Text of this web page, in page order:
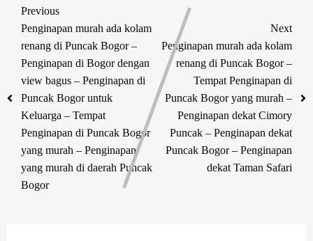
Previous
Penginapan murah ada kolam
renang di Puncak Bogor –
Penginapan di Bogor dengan
view bagus – Penginapan di
Puncak Bogor untuk
Keluarga – Tempat
Penginapan di Puncak Bogor
yang murah – Penginapan
yang murah di daerah Puncak
Bogor
Next
Penginapan murah ada kolam
renang di Puncak Bogor –
Tempat Penginapan di
Puncak Bogor yang murah –
Penginapan dekat Cimory
Puncak – Penginapan dekat
Puncak Bogor – Penginapan
dekat Taman Safari